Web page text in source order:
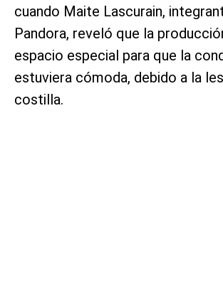
cuando Maite Lascurain,
Pandora, reveló que la
espacio especial para que la
estuviera cómoda, debido a la
costilla.